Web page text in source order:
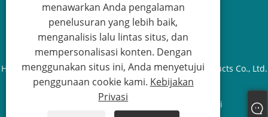
paul@intowalk.com
Hak Cipta © 2023 Cangzhou Yuanbenheng Glass Products Co., Ltd.
- Semua Hak dilindungi undang-undang.
Sitemap RSS Kebijakan Privasi
menawarkan Anda pengalaman
penelusuran yang lebih baik,
menganalisis lalu lintas situs, dan
mempersonalisasi konten. Dengan
menggunakan situs ini, Anda menyetujui
penggunaan cookie kami. Kebijakan
Privasi